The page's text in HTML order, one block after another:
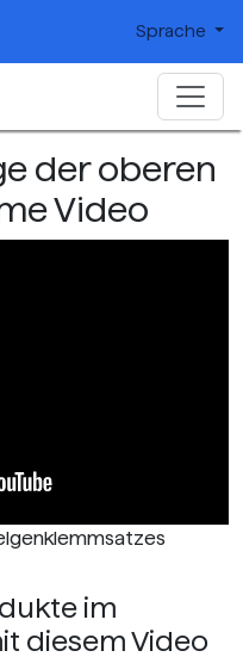
Sprache
der oberen
Video
im
diesem Video